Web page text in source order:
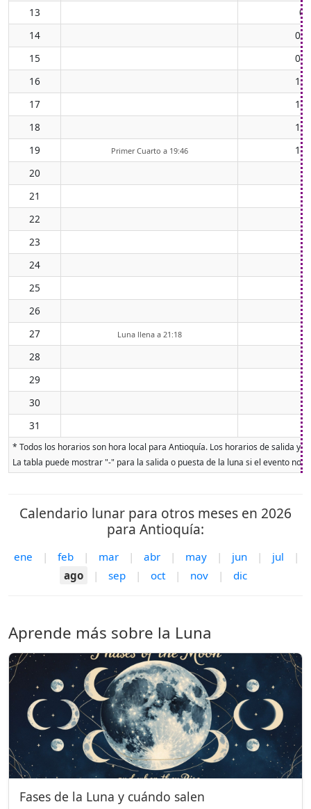
13
14
15
16
17
18
19
Primer Cuarto a 19:46
20
21
22
23
24
25
26
27
Luna llena a 21:18
28
29
30
31
* Todos los horarios son hora local para Antioquía. Los horarios de salida y
La tabla puede mostrar "-" para la salida o puesta de la luna si el evento no
Calendario lunar para otros meses en 2026
para Antioquía:
ene | feb | mar | abr | may | jun | jul
|
ago
| sep | oct | nov | dic
Aprende más sobre la Luna
Fases de la Luna y cuándo salen